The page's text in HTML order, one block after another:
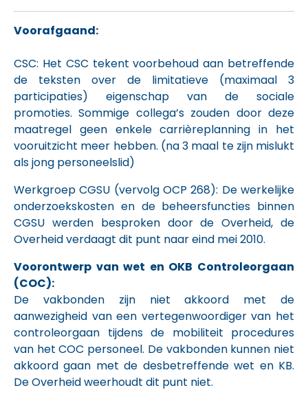
Voorafgaand:
CSC: Het CSC tekent voorbehoud aan betreffende
de teksten over de limitatieve (maximaal 3
participaties) eigenschap van de sociale
promoties. Sommige collega’s zouden door deze
maatregel geen enkele carrièreplanning in het
vooruitzicht meer hebben. (na 3 maal te zijn mislukt
als jong personeelslid)
Werkgroep CGSU (vervolg OCP 268): De werkelijke
onderzoekskosten en de beheersfuncties binnen
CGSU werden besproken door de Overheid, de
Overheid verdaagt dit punt naar eind mei 2010.
Voorontwerp van wet en OKB Controleorgaan
(COC):
De vakbonden zijn niet akkoord met de
aanwezigheid van een vertegenwoordiger van het
controleorgaan tijdens de mobiliteit procedures
van het COC personeel. De vakbonden kunnen niet
akkoord gaan met de desbetreffende wet en KB.
De Overheid weerhoudt dit punt niet.